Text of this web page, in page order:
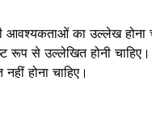
आवश्यकताओं का उल्लेख होना
रूप से उल्लेखित होनी चाहिए।
होना चाहिए।